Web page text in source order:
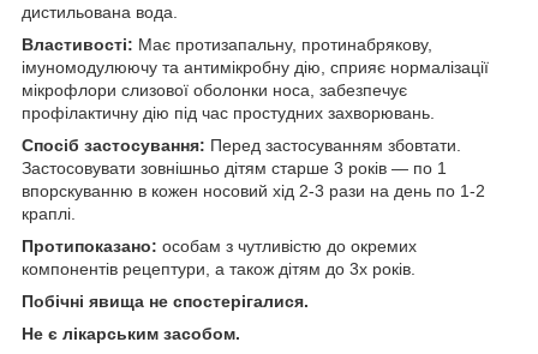
дистильована вода.
Властивості: Має протизапальну, протинабрякову,
імуномодулюючу та антимікробну дію, сприяє нормалізації
мікрофлори слизової оболонки носа, забезпечує
профілактичну дію під час простудних захворювань.
Спосіб застосування: Перед застосуванням збовтати.
Застосовувати зовнішньо дітям старше 3 років — по 1
впорскуванню в кожен носовий хід 2-3 рази на день по 1-2
краплі.
Протипоказано: особам з чутливістю до окремих
компонентів рецептури, а також дітям до 3х років.
Побічні явища не спостерігалися.
Не є лікарським засобом.